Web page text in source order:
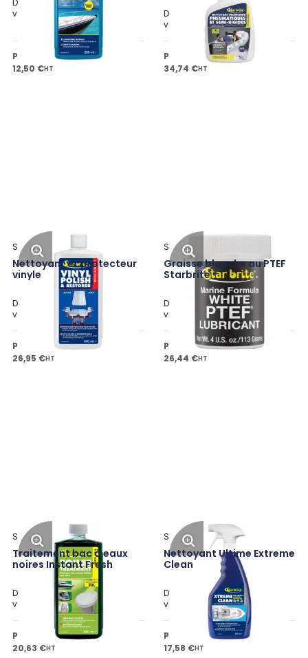
Disponible en plusieurs
variantes
Prix public à partir de
12,50 €HT
Disponible en plusieurs
variantes
Prix public à partir de
34,74 €HT
Nettoyant et protecteur
vinyle
Star Brite
Disponible en plusieurs
variantes
Prix public à partir de
26,95 €HT
Graisse blanche au PTEF
Starbrite
Star Brite
Disponible en plusieurs
variantes
Prix public à partir de
26,44 €HT
Traitement bac à eaux
noires Instant Fresh
Star Brite
Disponible en plusieurs
variantes
Prix public à partir de
20,63 €HT
Nettoyant Ultime Extreme
Clean
Star Brite
Disponible en plusieurs
variantes
Prix public à partir de
17,58 €HT